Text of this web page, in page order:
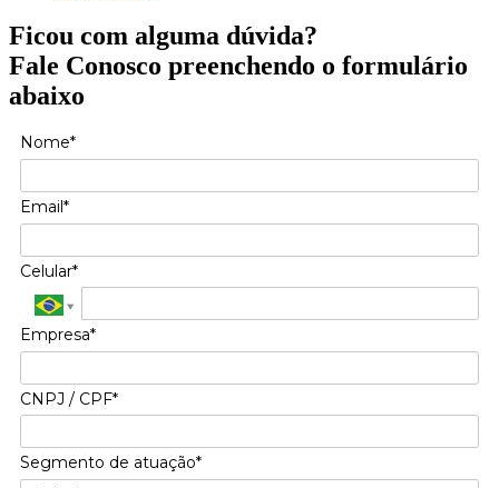
Ficou com alguma dúvida?
Fale Conosco preenchendo o formulário
abaixo
Nome*
Email*
Celular*
Empresa*
CNPJ / CPF*
Segmento de atuação*